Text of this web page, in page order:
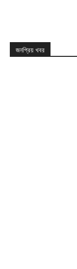
জনপ্রিয় খবর